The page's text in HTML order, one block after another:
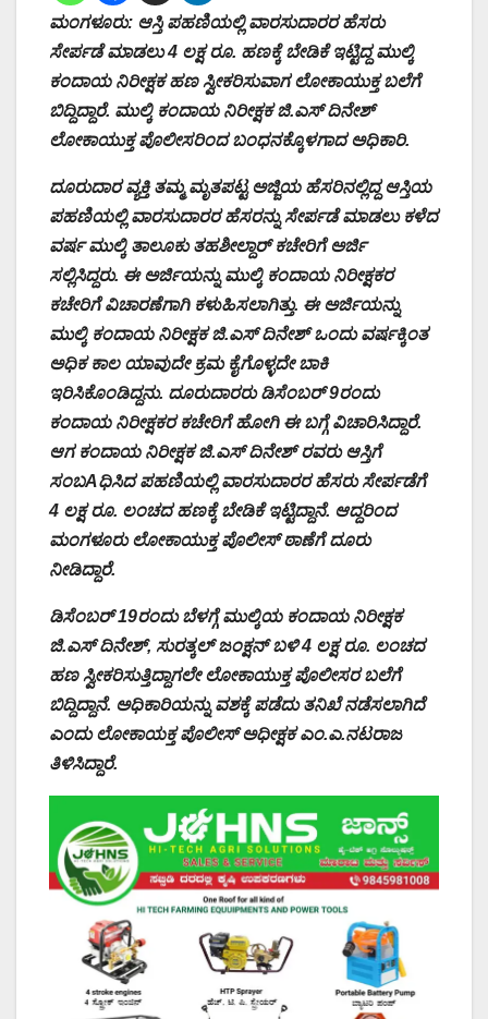
ಮಂಗಳೂರು: ಆಸ್ತಿ ಪಹಣಿಯಲ್ಲಿ ವಾರಸುದಾರರ ಹೆಸರು
ಸೇರ್ಪಡೆ ಮಾಡಲು 4 ಲಕ್ಷ ರೂ. ಹಣಕ್ಕೆ ಬೇಡಿಕೆ ಇಟ್ಟಿದ್ದ ಮುಲ್ಕಿ
ಕಂದಾಯ ನಿರೀಕ್ಷಕ ಹಣ ಸ್ವೀಕರಿಸುವಾಗ ಲೋಕಾಯುಕ್ತ ಬಲೆಗೆ
ಬಿದ್ದಿದ್ದಾರೆ. ಮುಲ್ಕಿ ಕಂದಾಯ ನಿರೀಕ್ಷಕ ಜಿ.ಎಸ್ ದಿನೇಶ್
ಲೋಕಾಯುಕ್ತ ಪೊಲೀಸರಿಂದ ಬಂಧನಕ್ಕೊಳಗಾದ ಅಧಿಕಾರಿ.
ದೂರುದಾರ ವ್ಯಕ್ತಿ ತಮ್ಮ ಮೃತಪಟ್ಟ ಅಜ್ಜಿಯ ಹೆಸರಿನಲ್ಲಿದ್ದ ಆಸ್ತಿಯ
ಪಹಣಿಯಲ್ಲಿ ವಾರಸುದಾರರ ಹೆಸರನ್ನು ಸೇರ್ಪಡೆ ಮಾಡಲು ಕಳೆದ
ವರ್ಷ ಮುಲ್ಕಿ ತಾಲೂಕು ತಹಶೀಲ್ದಾರ್ ಕಚೇರಿಗೆ ಅರ್ಜಿ
ಸಲ್ಲಿಸಿದ್ದರು. ಈ ಅರ್ಜಿಯನ್ನು ಮುಲ್ಕಿ ಕಂದಾಯ ನಿರೀಕ್ಷಕರ
ಕಚೇರಿಗೆ ವಿಚಾರಣೆಗಾಗಿ ಕಳುಹಿಸಲಾಗಿತ್ತು. ಈ ಅರ್ಜಿಯನ್ನು
ಮುಲ್ಕಿ ಕಂದಾಯ ನಿರೀಕ್ಷಕ ಜಿ.ಎಸ್ ದಿನೇಶ್ ಒಂದು ವರ್ಷಕ್ಕಿಂತ
ಅಧಿಕ ಕಾಲ ಯಾವುದೇ ಕ್ರಮ ಕೈಗೊಳ್ಳದೇ ಬಾಕಿ
ಇರಿಸಿಕೊಂಡಿದ್ದನು. ದೂರುದಾರರು ಡಿಸೆಂಬರ್ 9ರಂದು
ಕಂದಾಯ ನಿರೀಕ್ಷಕರ ಕಚೇರಿಗೆ ಹೋಗಿ ಈ ಬಗ್ಗೆ ವಿಚಾರಿಸಿದ್ದಾರೆ.
ಆಗ ಕಂದಾಯ ನಿರೀಕ್ಷಕ ಜಿ.ಎಸ್ ದಿನೇಶ್ ರವರು ಆಸ್ತಿಗೆ
ಸಂಬAಧಿಸಿದ ಪಹಣಿಯಲ್ಲಿ ವಾರಸುದಾರರ ಹೆಸರು ಸೇರ್ಪಡೆಗೆ
4 ಲಕ್ಷ ರೂ. ಲಂಚದ ಹಣಕ್ಕೆ ಬೇಡಿಕೆ ಇಟ್ಟಿದ್ದಾನೆ. ಆದ್ದರಿಂದ
ಮಂಗಳೂರು ಲೋಕಾಯುಕ್ತ ಪೊಲೀಸ್ ಠಾಣೆಗೆ ದೂರು
ನೀಡಿದ್ದಾರೆ.
ಡಿಸೆಂಬರ್ 19ರಂದು ಬೆಳಗ್ಗೆ ಮುಲ್ಕಿಯ ಕಂದಾಯ ನಿರೀಕ್ಷಕ
ಜಿ.ಎಸ್ ದಿನೇಶ್, ಸುರತ್ಕಲ್ ಜಂಕ್ಷನ್ ಬಳಿ 4 ಲಕ್ಷ ರೂ. ಲಂಚದ
ಹಣ ಸ್ವೀಕರಿಸುತ್ತಿದ್ದಾಗಲೇ ಲೋಕಾಯುಕ್ತ ಪೊಲೀಸರ ಬಲೆಗೆ
ಬಿದ್ದಿದ್ದಾನೆ. ಅಧಿಕಾರಿಯನ್ನು ವಶಕ್ಕೆ ಪಡೆದು ತನಿಖೆ ನಡೆಸಲಾಗಿದೆ
ಎಂದು ಲೋಕಾಯಕ್ತ ಪೊಲೀಸ್ ಅಧೀಕ್ಷಕ ಎಂ.ಎ.ನಟರಾಜ
ತಿಳಿಸಿದ್ದಾರೆ.